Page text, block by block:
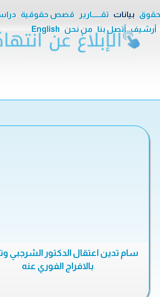
بيانات تقــــــارير قصص حقوقية
أرشيف أتصل بنا من نحن English
سام تدين اعتقال الدكتور الشرجبي
بالافراج الفوري عنه